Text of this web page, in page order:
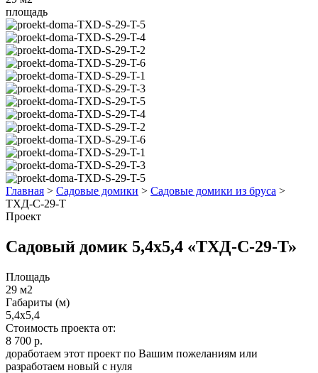
площадь
Главная > Садовые домики > Садовые домики из бруса >
ТХД-С-29-Т
Проект
Садовый домик 5,4х5,4 «ТХД-С-29-Т»
Площадь
29 м2
Габариты (м)
5,4х5,4
Стоимость проекта от:
8 700 р.
доработаем этот проект по Вашим пожеланиям или
разработаем новый с нуля